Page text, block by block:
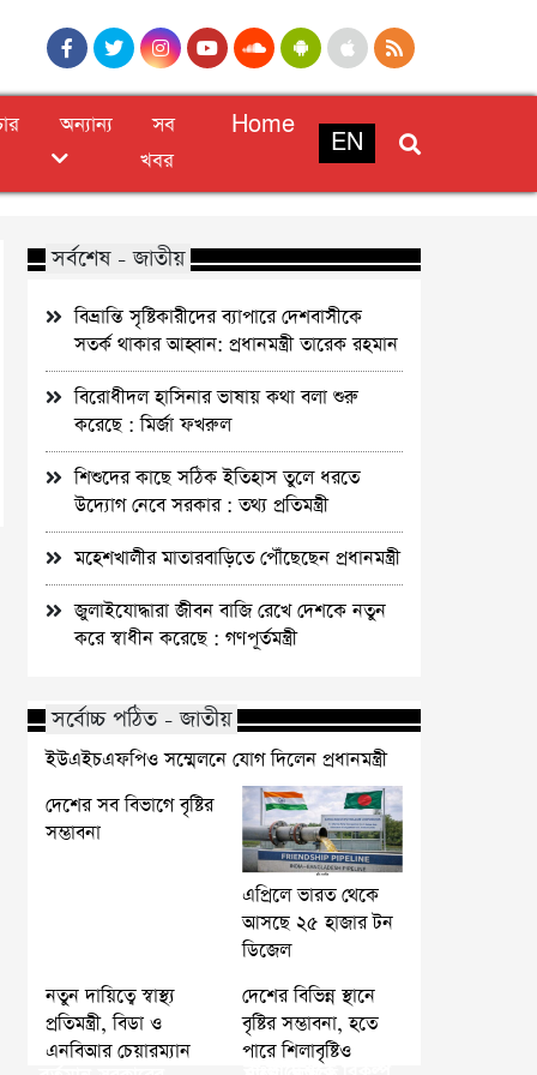
অন্যান্য
সব
খবর
Home
EN
সর্বশেষ - জাতীয়
বিভ্রান্তি সৃষ্টিকারীদের ব্যাপারে দেশবাসীকে
সতর্ক থাকার আহ্বান: প্রধানমন্ত্রী তারেক রহমান
বিরোধীদল হাসিনার ভাষায় কথা বলা শুরু
করেছে : মির্জা ফখরুল
শিশুদের কাছে সঠিক ইতিহাস তুলে ধরতে
উদ্যোগ নেবে সরকার : তথ্য প্রতিমন্ত্রী
মহেশখালীর মাতারবাড়িতে পৌঁছেছেন প্রধানমন্ত্রী
জুলাইযোদ্ধারা জীবন বাজি রেখে দেশকে নতুন
করে স্বাধীন করেছে : গণপূর্তমন্ত্রী
সর্বোচ্চ পঠিত - জাতীয়
ইউএইচএফপিও সম্মেলনে যোগ দিলেন প্রধানমন্ত্রী
দেশের সব বিভাগে বৃষ্টির
সম্ভাবনা
এপ্রিলে ভারত থেকে
আসছে ২৫ হাজার টন
ডিজেল
নতুন দায়িত্বে স্বাস্থ্য
প্রতিমন্ত্রী, বিডা ও
এনবিআর চেয়ারম্যান
দেশের বিভিন্ন স্থানে
বৃষ্টির সম্ভাবনা, হতে
পারে শিলাবৃষ্টিও